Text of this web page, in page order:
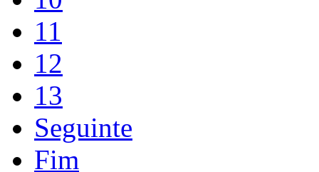
11
12
13
Seguinte
Fim